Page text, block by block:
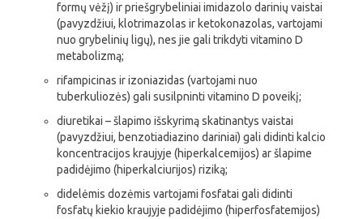
formų vėžį) ir priešgrybeliniai imidazolo darinių vaistai
(pavyzdžiui, klotrimazolas ir ketokonazolas, vartojami
nuo grybelinių ligų), nes jie gali trikdyti vitamino D
metabolizmą;
rifampicinas ir izoniazidas (vartojami nuo
tuberkuliozės) gali susilpninti vitamino D poveikį;
diuretikai – šlapimo išskyrimą skatinantys vaistai
(pavyzdžiui, benzotiadiazino dariniai) gali didinti kalcio
koncentracijos kraujyje (hiperkalcemijos) ar šlapime
padidėjimo (hiperkalciurijos) riziką;
didelėmis dozėmis vartojami fosfatai gali didinti
fosfatų kiekio kraujyje padidėjimo (hiperfosfatemijos)